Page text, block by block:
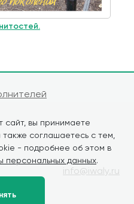
сайт, вы принимаете
также соглашаетесь с тем,
- подробнее об этом в
персональных данных.
info@iwaly.ru